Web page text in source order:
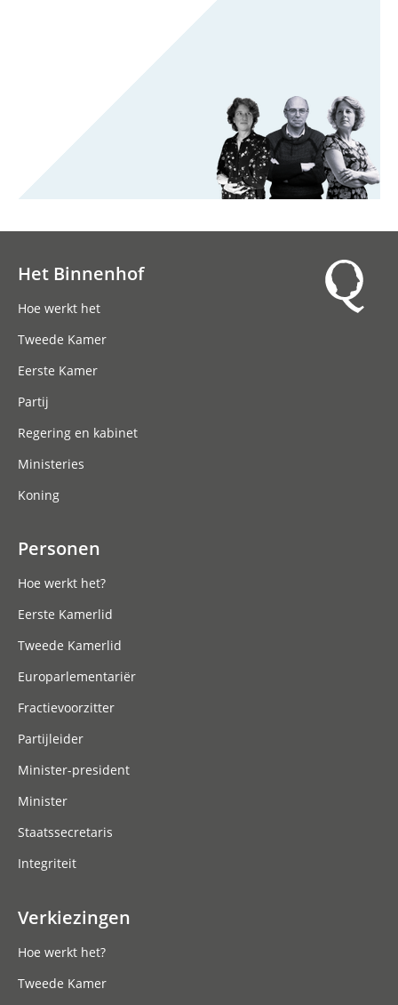
Het Binnenhof
Hoe werkt het
Tweede Kamer
Eerste Kamer
Partij
Regering en kabinet
Ministeries
Koning
Personen
Hoe werkt het?
Eerste Kamerlid
Tweede Kamerlid
Europarlementariër
Fractievoorzitter
Partijleider
Minister-president
Minister
Staatssecretaris
Integriteit
Verkiezingen
Hoe werkt het?
Tweede Kamer